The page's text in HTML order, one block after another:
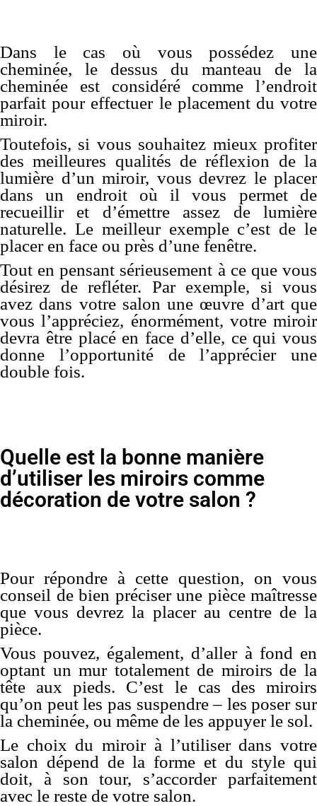
Dans le cas où vous possédez une
cheminée, le dessus du manteau de la
cheminée est considéré comme l’endroit
parfait pour effectuer le placement du votre
miroir.
Toutefois, si vous souhaitez mieux profiter
des meilleures qualités de réflexion de la
lumière d’un miroir, vous devrez le placer
dans un endroit où il vous permet de
recueillir et d’émettre assez de lumière
naturelle. Le meilleur exemple c’est de le
placer en face ou près d’une fenêtre.
Tout en pensant sérieusement à ce que vous
désirez de refléter. Par exemple, si vous
avez dans votre salon une œuvre d’art que
vous l’appréciez, énormément, votre miroir
devra être placé en face d’elle, ce qui vous
donne l’opportunité de l’apprécier une
double fois.
Quelle est la bonne manière
d’utiliser les miroirs comme
décoration de votre salon ?
Pour répondre à cette question, on vous
conseil de bien préciser une pièce maîtresse
que vous devrez la placer au centre de la
pièce.
Vous pouvez, également, d’aller à fond en
optant un mur totalement de miroirs de la
tête aux pieds. C’est le cas des miroirs
qu’on peut les pas suspendre – les poser sur
la cheminée, ou même de les appuyer le sol.
Le choix du miroir à l’utiliser dans votre
salon dépend de la forme et du style qui
doit, à son tour, s’accorder parfaitement
avec le reste de votre salon.